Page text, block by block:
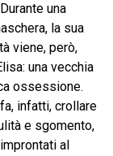
una
la sua
viene, però,
una vecchia
ossessione.
infatti, crollare
e sgomento,
al